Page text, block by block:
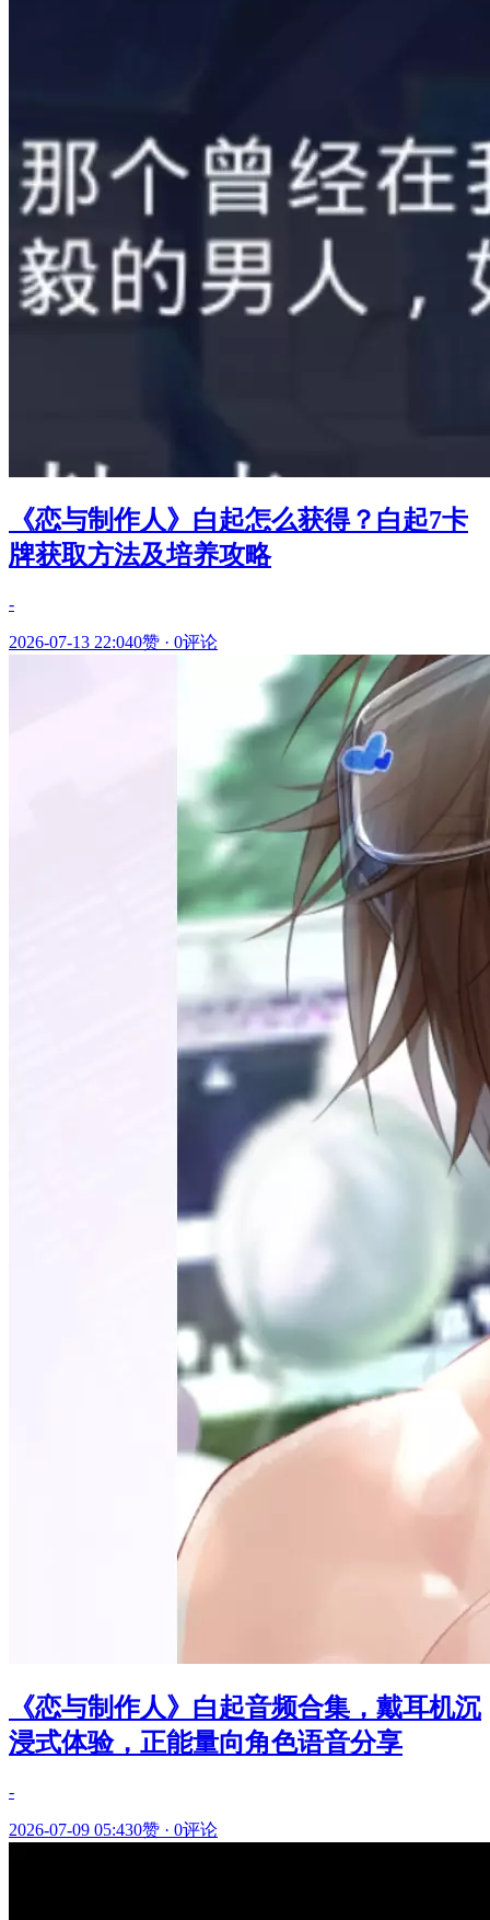
《恋与制作人》白起怎么获得？白起7卡
牌获取方法及培养攻略
-
2026-07-13 22:040赞 · 0评论
《恋与制作人》白起音频合集，戴耳机沉
浸式体验，正能量向角色语音分享
-
2026-07-09 05:430赞 · 0评论